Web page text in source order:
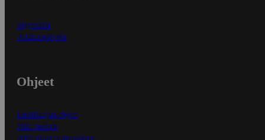
Myymälät
Asiakaspalvelu
Ohjeet
Ensitilaajan ohjeet
Näin maksat
Näin tilaat ja muokkaat